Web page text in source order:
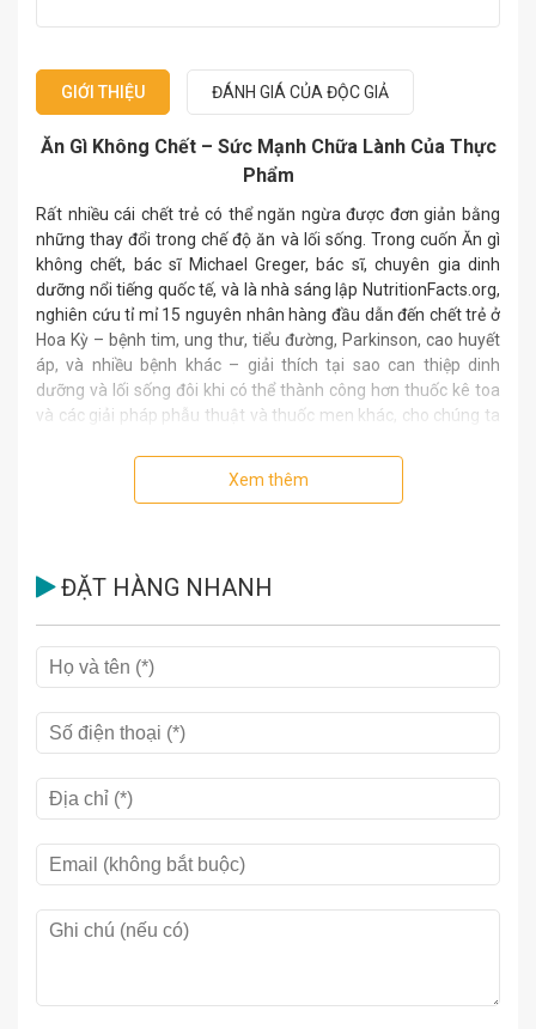
GIỚI THIỆU ĐÁNH GIÁ CỦA ĐỘC GIẢ
Ăn Gì Không Chết – Sức Mạnh Chữa Lành Của Thực
Phẩm
Rất nhiều cái chết trẻ có thể ngăn ngừa được đơn giản bằng
những thay đổi trong chế độ ăn và lối sống. Trong cuốn Ăn gì
không chết, bác sĩ Michael Greger, bác sĩ, chuyên gia dinh
dưỡng nổi tiếng quốc tế, và là nhà sáng lập NutritionFacts.org,
nghiên cứu tỉ mỉ 15 nguyên nhân hàng đầu dẫn đến chết trẻ ở
Hoa Kỳ – bệnh tim, ung thư, tiểu đường, Parkinson, cao huyết
áp, và nhiều bệnh khác – giải thích tại sao can thiệp dinh
dưỡng và lối sống đôi khi có thể thành công hơn thuốc kê toa
và các giải pháp phẫu thuật và thuốc men khác, cho chúng ta
Gia đình bạn có tiền sử ung thư tuyến tiền liệt? Hãy đặt ly sữa
xuống và thêm hạt lanh vào chế độ ăn bất cứ khi nào có thể.
gan? Uống cà phê có thể giảm viêm gan. Chiến đấu với ung
thư vú? Ăn đậu nành liên quan đến sống sót lâu hơn. Lo lắng
về bệnh tim (sát thủ số 1 ở Mỹ)? Chuyển sang chế độ ăn thực
vật toàn phần, là chế độ ăn không ngừng cho thấy không chỉ
ngăn ngừa được mà còn chặn đứng sự phát triển của căn
Ngoài việc hướng dẫn chế độ ăn giúp điều trị 15 nguyên nhân
bác sĩ Greger – một danh sách đánh dấu 12 thực phẩm chúng
ta nên ăn mỗi ngày. Đầy ắp những lời khuyên thực tế, có thể
làm được và khoa học dinh dưỡng tiên tiến, những y lệnh của
vị bác sĩ này chính là điều chúng ta cần để sống lâu hơn, khỏe
mạnh hơn.
Khi còn nhỏ, tác giả-bác sĩ Michael Greger chứng kiến người bà
và sự bình phục thần kỳ của bà – phép màu trước mắt cậu bé
Xem thêm
ĐẶT HÀNG NHANH